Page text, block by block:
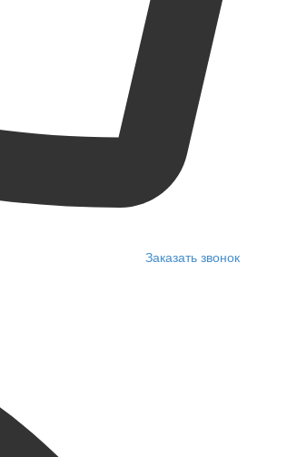
Заказать звонок